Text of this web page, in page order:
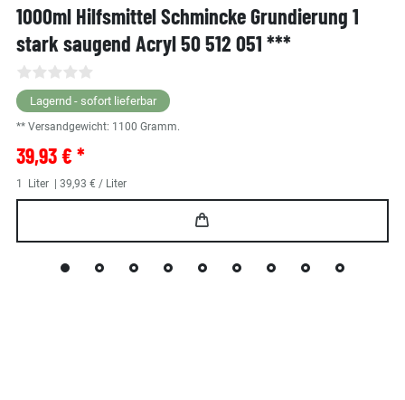
1000ml Hilfsmittel Schmincke Grundierung 1
stark saugend Acryl 50 512 051 ***
Lagernd - sofort lieferbar
** Versandgewicht: 1100 Gramm.
39,93 € *
1 Liter | 39,93 € / Liter